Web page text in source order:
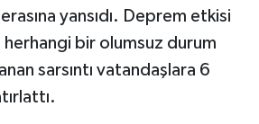
yansıdı. Deprem etkisi
herhangi bir olumsuz durum
sarsıntı vatandaşlara 6